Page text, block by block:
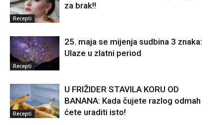
Recepti
za brak!!
Recepti
25. maja se mijenja sudbina 3 znaka:
Ulaze u zlatni period
Recepti
U FRIŽIDER STAVILA KORU OD
BANANA: Kada čujete razlog odmah
ćete uraditi isto!